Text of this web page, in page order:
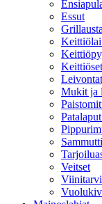
Essut
Mukit ja
Veitset